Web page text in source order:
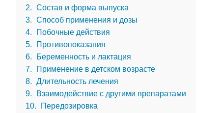
2
Состав и форма выпуска
3
Способ применения и дозы
4
Побочные действия
5
Противопоказания
6
Беременность и лактация
7
Применение в детском возрасте
8
Длительность лечения
9
Взаимодействие с другими препаратами
10
Передозировка